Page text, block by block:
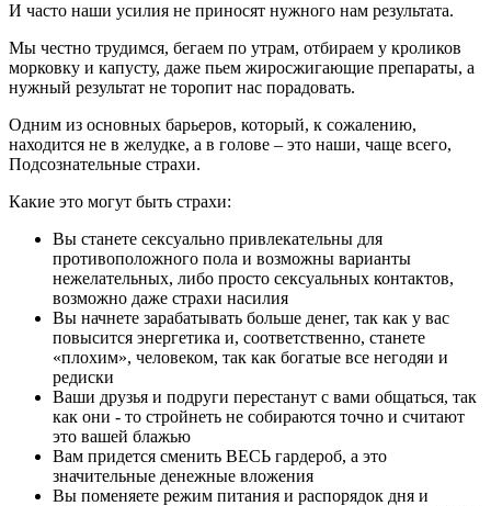
И часто наши усилия не приносят нужного нам результата.
Мы честно трудимся, бегаем по утрам, отбираем у кроликов
морковку и капусту, даже пьем жиросжигающие препараты, а
нужный результат не торопит нас порадовать.
Одним из основных барьеров, который, к сожалению,
находится не в желудке, а в голове – это наши, чаще всего,
Подсознательные страхи.
Какие это могут быть страхи:
Вы станете сексуально привлекательны для
противоположного пола и возможны варианты
нежелательных, либо просто сексуальных контактов,
возможно даже страхи насилия
Вы начнете зарабатывать больше денег, так как у вас
повысится энергетика и, соответственно, станете
«плохим», человеком, так как богатые все негодяи и
редиски
Ваши друзья и подруги перестанут с вами общаться, так
как они - то стройнеть не собираются точно и считают
это вашей блажью
Вам придется сменить ВЕСЬ гардероб, а это
значительные денежные вложения
Вы поменяете режим питания и распорядок дня и